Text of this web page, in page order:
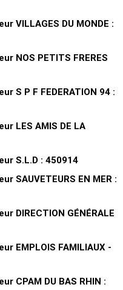
VILLAGES DU MONDE :
NOS PETITS FRERES
S P F FEDERATION 94 :
LES AMIS DE LA
S.L.D : 450914
SAUVETEURS EN MER :
DIRECTION GÉNÉRALE
EMPLOIS FAMILIAUX -
CPAM DU BAS RHIN :